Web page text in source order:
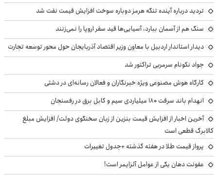
تردید درباره آینده تنگه هرمز دوباره سوخت افزایش قیمت نفت شد
سنگ هم از آسمان ببارد، آسیایی‌ها قید سفر اروپا را نمی‌زنند
دیدار استاندار اردبیل با معاون وزیر اقتصاد آذربایجان حول محور توسعه تجارت
جواد نکونام سرمربی تراکتور شد
کارگاه هوش مصنوعی ویژه خبرنگاران و فعالان رسانه‌ای در دشتی
انهدام باند سرقت ۱۸۰ میلیاردی سیم و کابل برق در رفسنجان
آخرین اخبار از افزایش قیمت بنزین از زبان سخنگوی دولت/ افزایش مبلغ
کالابرگ قطعی است
پرواز قیمت طلا در هفته گذشته +جدول تغییرات
عفونت دهان یکی از عوامل آلزایمر است!